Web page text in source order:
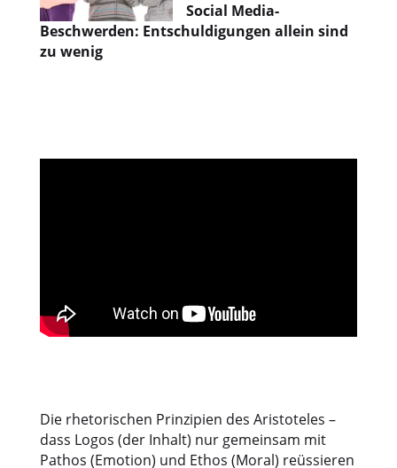
Social Media-
Beschwerden: Entschuldigungen allein sind
zu wenig
Die rhetorischen Prinzipien des Aristoteles –
dass Logos (der Inhalt) nur gemeinsam mit
Pathos (Emotion) und Ethos (Moral) reüssieren